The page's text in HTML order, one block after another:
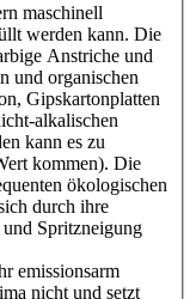
maschinell
werden kann. Die
Anstriche und
und organischen
Gipskartonplatten
alkalischen
kann es zu
kommen). Die
ökologischen
durch ihre
Spritzneigung
emissionsarm
nicht und setzt